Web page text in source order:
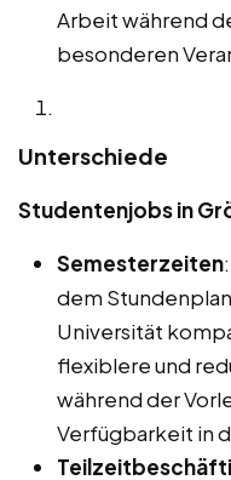
Arbeit während
besonderen
Unterschiede
Studentenjobs in
Semesterzeiten
dem
Universität
flexiblere und
während der
Verfügbarkeit in